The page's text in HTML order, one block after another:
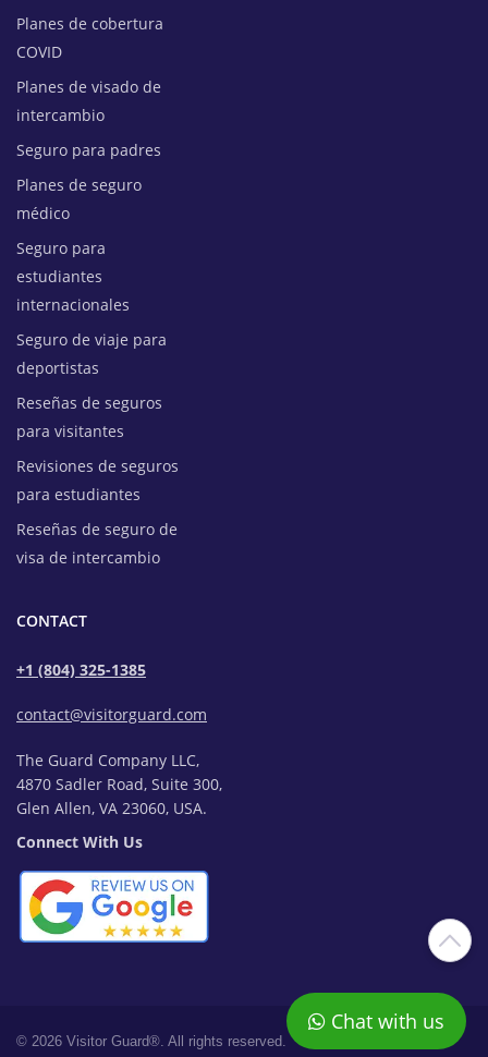
Chat with us
Planes de cobertura
COVID
Planes de visado de
intercambio
Seguro para padres
Planes de seguro
médico
Seguro para
estudiantes
internacionales
Seguro de viaje para
deportistas
Reseñas de seguros
para visitantes
Revisiones de seguros
para estudiantes
Reseñas de seguro de
visa de intercambio
CONTACT
+1 (804) 325-1385
contact@visitorguard.com
The Guard Company LLC,
4870 Sadler Road, Suite 300,
Glen Allen, VA 23060, USA.
Connect With Us
© 2026 Visitor Guard®. All rights reserved.